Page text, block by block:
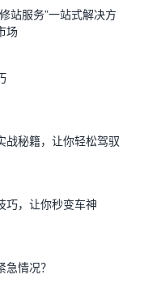
站服务”一站式解决方
场
战秘籍，让你轻松驾驭
巧，让你秒变车神
情况？